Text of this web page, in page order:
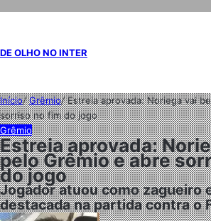
DE OLHO NO INTER
Início/Grêmio/Estreia aprovada: Noriega vai
sorriso no fim do jogo
Grêmio
Estreia aprovada:
pelo Grêmio e abre
do jogo
Jogador atuou como zagueiro
destacada na partida contra o